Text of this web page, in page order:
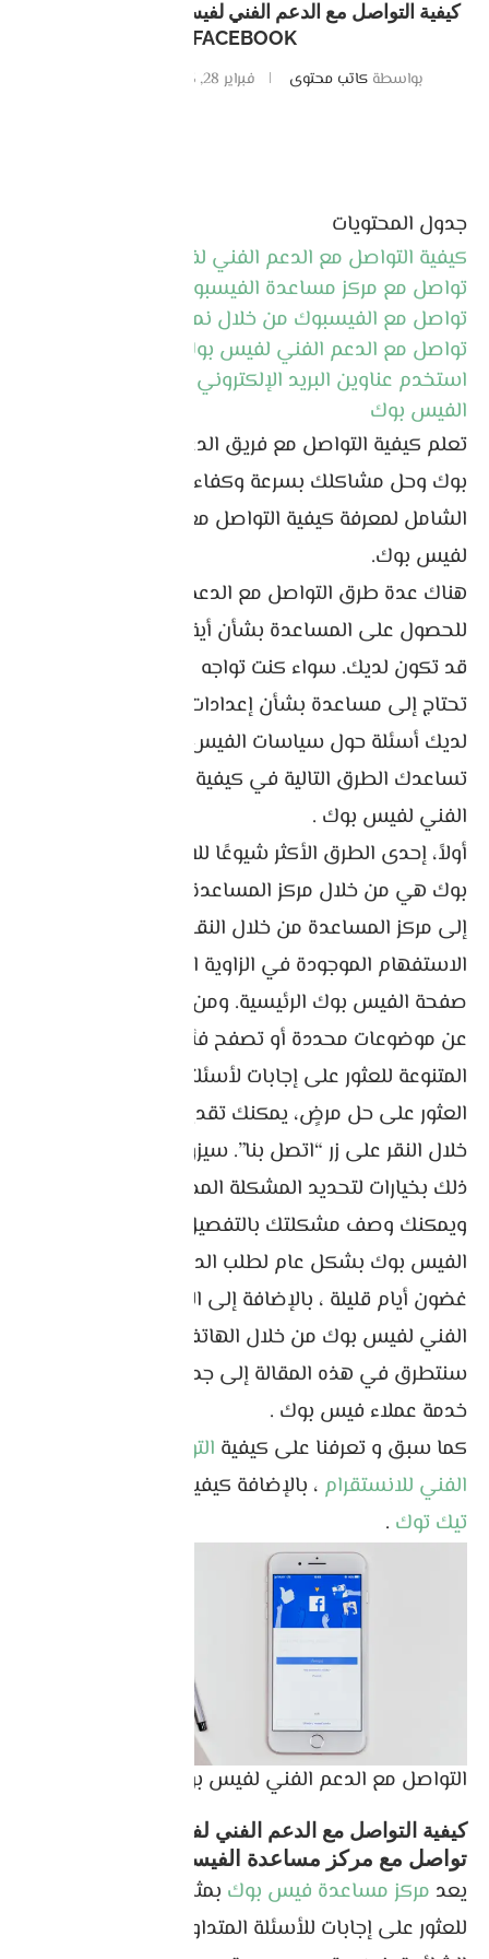
كيفية التواصل مع الدعم الفني لفيس بوك – خدمة عملاء
FACEBOOK
بواسطةكاتب محتوى فبراير 28, 2025
جدول المحتويات
كيفية التواصل مع الدعم الفني لفيس بوك
تواصل مع مركز مساعدة الفيسبوك
تواصل مع الفيسبوك من خلال نموذج الاتصال
تواصل مع الدعم الفني لفيس بوك من خلال الهاتف
استخدم عناوين البريد الإلكتروني المباشرة لتواصل مع
الفيس بوك
تعلم كيفية التواصل مع فريق الدعم الفني لفيس
بوك وحل مشاكلك بسرعة وكفاءة. اقرأ هذا الدليل
الشامل لمعرفة كيفية التواصل مع خدمة العملاء
لفيس بوك.
هناك عدة طرق التواصل مع الدعم الفني لفيس بوك
للحصول على المساعدة بشأن أية مشكلات أو مخاوف
قد تكون لديك. سواء كنت تواجه صعوبات فنية، أو
تحتاج إلى مساعدة بشأن إعدادات حسابك، أو كانت
لديك أسئلة حول سياسات الفيس بوك ، يمكن أن
تساعدك الطرق التالية في كيفية التواصل مع الدعم
الفني لفيس بوك .
أولاً، إحدى الطرق الأكثر شيوعًا للاتصال بدعم الفيس
بوك هي من خلال مركز المساعدة. يمكنك الوصول
إلى مركز المساعدة من خلال النقر على أيقونة علامة
الاستفهام الموجودة في الزاوية العلوية اليمنى من
صفحة الفيس بوك الرئيسية. ومن هناك، يمكنك البحث
عن موضوعات محددة أو تصفح فئات المساعدة
المتنوعة للعثور على إجابات لأسئلتك. إذا لم تتمكن من
العثور على حل مرضٍ، يمكنك تقديم طلب دعم من
خلال النقر على زر “اتصل بنا”. سيزودك فيسبوك بعد
ذلك بخيارات لتحديد المشكلة المحددة التي تواجهها،
ويمكنك وصف مشكلتك بالتفصيل. سوف يستجيب
الفيس بوك بشكل عام لطلب الدعم الخاص بك في
غضون أيام قليلة ، بالإضافة إلى التواصل مع الدعم
الفني لفيس بوك من خلال الهاتف او الايميل ، و
سنتطرق في هذه المقالة إلى جميع طرق التوصل مع
خدمة عملاء فيس بوك .
كما سبق و تعرفنا على كيفية التواصل مع الدعم
الفني للانستقرام ، بالإضافة كيفية
تيك توك .
التواصل مع الدعم الفني لفيس بوك
كيفية التواصل مع الدعم الفني لفيس بوك
تواصل مع مركز مساعدة الفيسبوك
يعد مركز مساعدة فيس بوك بمثابة مورد شامل
للعثور على إجابات للأسئلة المتداولة وحل المشكلات